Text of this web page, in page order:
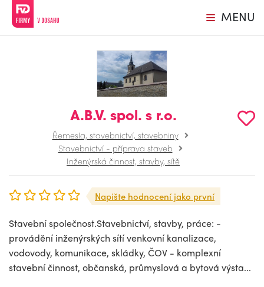
MENU
A.B.V. spol. s r.o.
Řemesla, stavebnictví, stavebniny
Stavebnictví - příprava staveb
Inženýrská činnost, stavby, sítě
Napište hodnocení jako první
Stavební společnost.Stavebnictví, stavby, práce: -
provádění inženýrských sítí venkovní kanalizace,
vodovody, komunikace, skládky, ČOV - komplexní
stavební činnost, občanská, průmyslová a bytová výsta...